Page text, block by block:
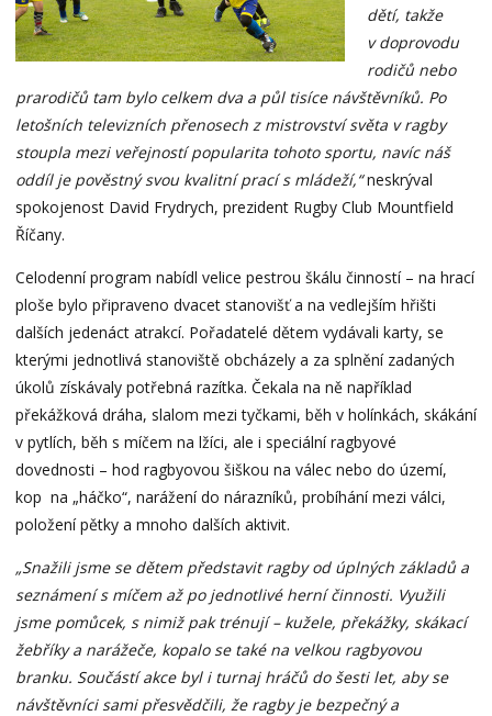
dětí, takže
v doprovodu
rodičů nebo
prarodičů tam bylo celkem dva a půl tisíce návštěvníků. Po
letošních televizních přenosech z mistrovství světa v ragby
stoupla mezi veřejností popularita tohoto sportu, navíc náš
oddíl je pověstný svou kvalitní prací s mládeží,“neskrýval
spokojenost David Frydrych, prezident Rugby Club Mountfield
Říčany.
Celodenní program nabídl velice pestrou škálu činností – na hrací
ploše bylo připraveno dvacet stanovišť a na vedlejším hřišti
dalších jedenáct atrakcí. Pořadatelé dětem vydávali karty, se
kterými jednotlivá stanoviště obcházely a za splnění zadaných
úkolů získávaly potřebná razítka. Čekala na ně například
překážková dráha, slalom mezi tyčkami, běh v holínkách, skákání
v pytlích, běh s míčem na lžíci, ale i speciální ragbyové
dovednosti – hod ragbyovou šiškou na válec nebo do území,
kop na „háčko“, narážení do nárazníků, probíhání mezi válci,
položení pětky a mnoho dalších aktivit.
„Snažili jsme se dětem představit ragby od úplných základů a
seznámení s míčem až po jednotlivé herní činnosti. Využili
jsme pomůcek, s nimiž pak trénují – kužele, překážky, skákací
žebříky a narážeče, kopalo se také na velkou ragbyovou
branku. Součástí akce byl i turnaj hráčů do šesti let, aby se
návštěvníci sami přesvědčili, že ragby je bezpečný a